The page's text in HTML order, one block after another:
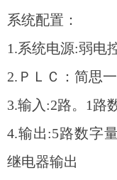
系统配置：
1.系统电源:弱电
2.ＰＬＣ：简思
3.输入:2路。1路
4.输出:5路数字
继电器输出